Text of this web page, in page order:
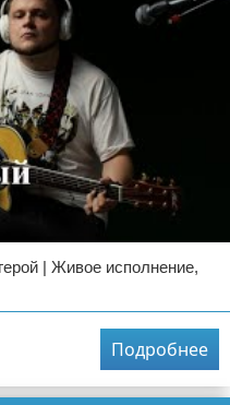
| Живое исполнение,
Подробнее